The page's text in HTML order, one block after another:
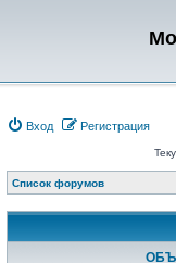
Вход Регистрация
Список форумов